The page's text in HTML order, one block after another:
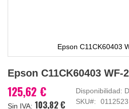
Epson C11CK60403
al
de
la
Epson C11CK60403 WF-
125,62 €
103,82 €
Disponibilidad:
SKU
0112523